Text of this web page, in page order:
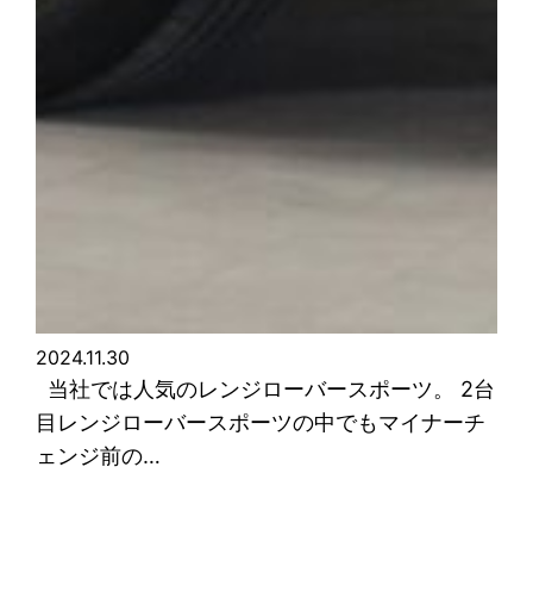
2024.11.30
当社では人気のレンジローバースポーツ。 2台
目レンジローバースポーツの中でもマイナーチ
ェンジ前の…